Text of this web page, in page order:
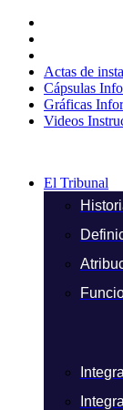
contenido
Actas de
Cápsulas
Gráficas
Videos
El Tribunal